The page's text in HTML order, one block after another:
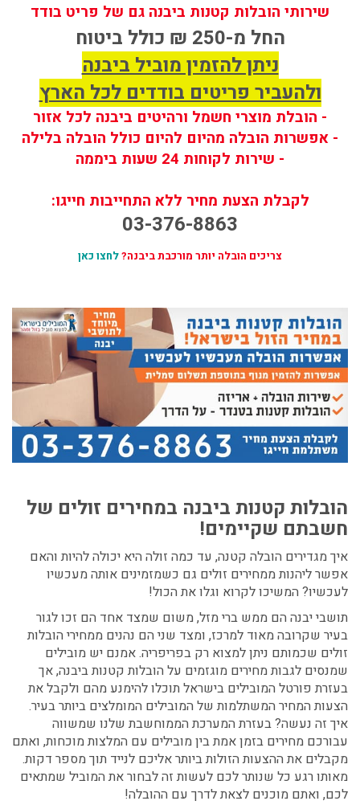
שירותי הובלות קטנות ביבנה גם של פריט בודד
החל מ-250 ₪ כולל ביטוח
ניתן להזמין מוביל ביבנה
ולהעביר פריטים בודדים לכל הארץ
- הובלת מוצרי חשמל ורהיטים ביבנה לכל אזור
- אפשרות הובלה מהיום להיום כולל הובלה בלילה
- שירות לקוחות 24 שעות ביממה
לקבלת הצעת מחיר ללא התחייבות חייגו:
03-376-8863
צריכים הובלה יותר מורכבת ביבנה?לחצו כאן
הובלות קטנות ביבנה במחירים זולים של
חשבתם שקיימים!
איך מגדירים הובלה קטנה, עד כמה זולה היא יכולה להיות והאם
אפשר ליהנות ממחירים זולים גם כשמזמינים אותה מעכשיו
לעכשיו? המשיכו לקרוא וגלו את הכול!
תושבי יבנה הם ממש ברי מזל, משום שמצד אחד הם זכו לגור
בעיר שקרובה מאוד למרכז, ומצד שני הם נהנים ממחירי הובלות
זולים שכמותם ניתן למצוא רק בפריפריה. אמנם יש מובילים
שמנסים לגבות מחירים מוגזמים על הובלות קטנות ביבנה,אך
בעזרת פורטל המובילים בישראל תוכלו להימנע מהם ולקבל את
הצעות המחיר המשתלמות של המובילים המומלצים ביותר בעיר.
איך זה נעשה? בעזרת המערכת הממוחשבת שלנו שמשווה
עבורכם מחירים בזמן אמת בין מובילים עם המלצות מוכחות, ואתם
מקבלים את ההצעות הזולות ביותר אליכם לנייד תוך מספר דקות.
מאותו רגע כל שנותר לכם לעשות זה לבחור את המוביל שמתאים
לכם, ואתם מוכנים לצאת לדרך עם ההובלה!